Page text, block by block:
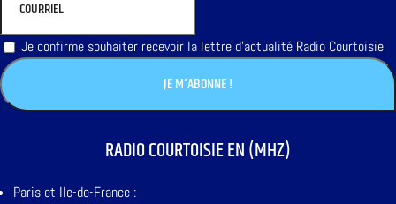
Je confirme souhaiter recevoir la lettre d'actualité Radio Courtoisie
RADIO COURTOISIE EN (MHZ)
Paris et Ile-de-France :